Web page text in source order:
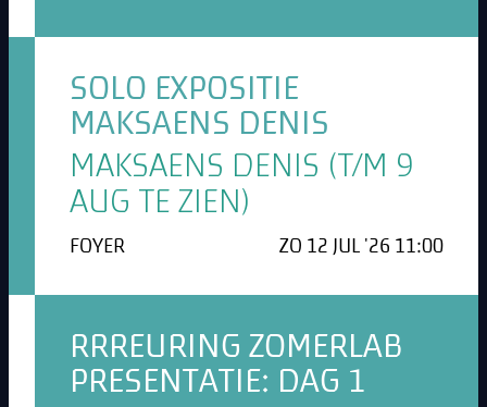
SOLO EXPOSITIE
MAKSAENS DENIS
MAKSAENS DENIS (T/M 9
AUG TE ZIEN)
FOYER ZO 12 JUL '26 11:00
RRREURING ZOMERLAB
PRESENTATIE: DAG 1